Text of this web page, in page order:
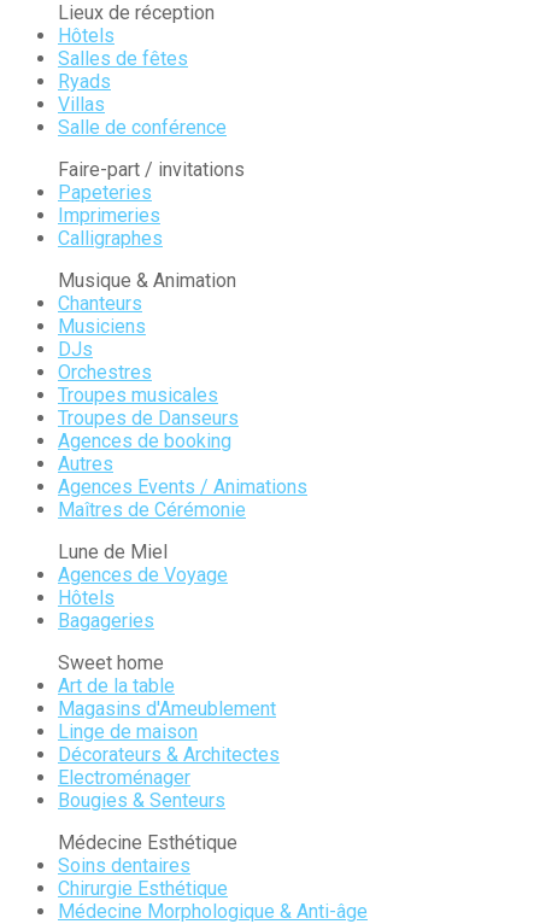
Lieux de réception
Hôtels
Salles de fêtes
Ryads
Villas
Salle de conférence
Faire-part / invitations
Papeteries
Imprimeries
Calligraphes
Musique & Animation
Chanteurs
Musiciens
DJs
Orchestres
Troupes musicales
Troupes de Danseurs
Agences de booking
Autres
Agences Events / Animations
Maîtres de Cérémonie
Lune de Miel
Agences de Voyage
Hôtels
Bagageries
Sweet home
Art de la table
Magasins d'Ameublement
Linge de maison
Décorateurs & Architectes
Electroménager
Bougies & Senteurs
Médecine Esthétique
Soins dentaires
Chirurgie Esthétique
Médecine Morphologique & Anti-âge